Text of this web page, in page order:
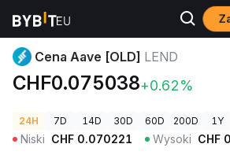
Ceny kryptowalut Cena Aave [OLD] LEND
Cena Aave [OLD] LEND
CHF0.075038+0.62%
24H 7D 14D 30D 60D 200D 1Y
Niski CHF 0.070221 Wysoki CHF